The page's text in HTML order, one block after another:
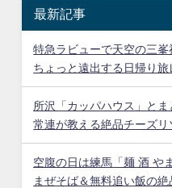
最新記事
特急ラビューで天空の三
ちょっと遠出する日帰り旅
所沢「カッパハウス」とま
常連が教える絶品チーズリ
空腹の日は練馬「麺 酒 や
まぜそば＆無料追い飯の